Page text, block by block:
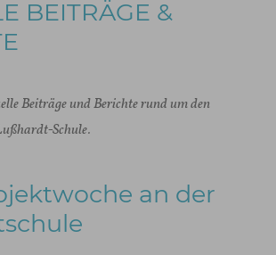
BEITRÄGE &
Beiträge und Berichte rund um den
Schule.
an der